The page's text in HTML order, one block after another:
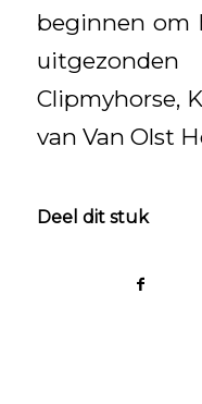
beginnen om
Clipmyhorse,
van Van Olst
Deel dit stuk